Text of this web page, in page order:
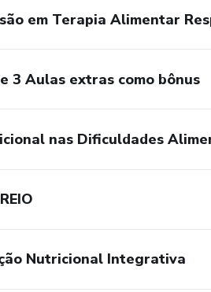
ao concluir com sucesso o
parte deste emocionante curso
em Terapia Alimentar
3 Aulas extras como bônus
nas Dificuldades
Nutricional Integrativa